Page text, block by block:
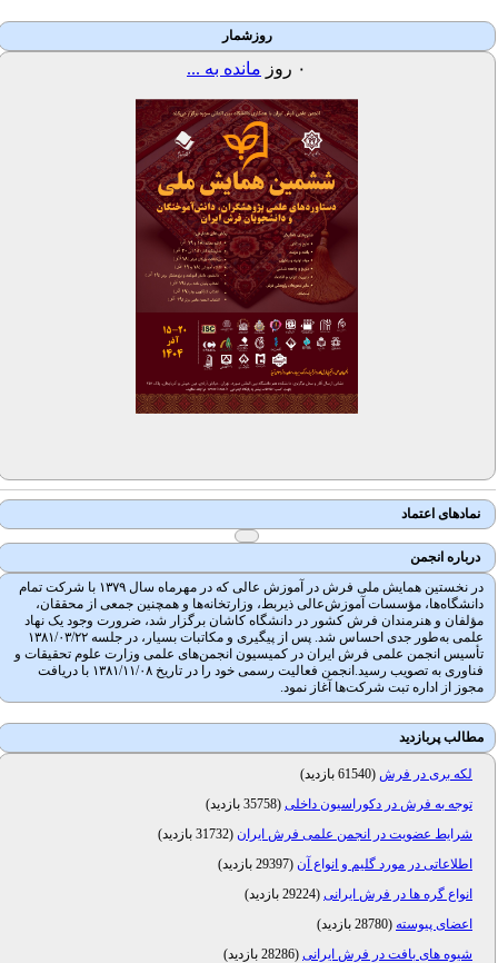
روزشمار
روزمانده به ...
نمادهای اعتماد
درباره انجمن
در نخستین همایش ملی فرش در آموزش عالی که در مهرماه سال ۱۳۷۹ با شرکت تمام
دانشگاه‌ها، مؤسسات آموزش‌عالی ذیربط، وزارتخانه‌ها و همچنین جمعی از محققان،
مؤلفان و هنرمندان فرش کشور در دانشگاه کاشان برگزار شد، ضرورت وجود یک نهاد
علمی به‌طور جدی احساس شد. پس از پیگیری و مکاتبات بسیار، در جلسه ۱۳۸۱/۰۳/۲۲
تأسیس انجمن علمی فرش ایران در کمیسیون انجمن‌های علمی وزارت علوم تحقیقات و
فناوری به تصویب رسید.انجمن فعالیت رسمی خود را در تاریخ ۱۳۸۱/۱۱/۰۸ با دریافت
مجوز از اداره تبت شرکت‌ها آغاز نمود.
مطالب پربازدید
لکه بری در فرش( 61540 بازدید
)
توجه به فرش در دکوراسیون داخلی( 35758 بازدید
)
شرایط عضویت در انجمن علمی فرش ایران (31732 بازدید
)
اطلاعاتی در مورد گلیم و انواع آن (29397 بازدید
)
انواع گره ها در فرش ایرانی( 29224 بازدید
)
اعضای پیوسته(28780 بازدید
)
شیوه های بافت در فرش ایرانی( 28286 بازدید
)